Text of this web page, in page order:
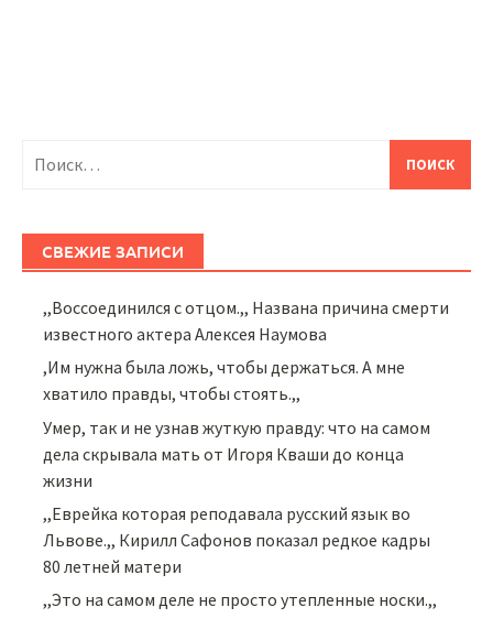
СВЕЖИЕ ЗАПИСИ
,,Воссоединился с отцом.,, Названа причина смерти
известного актера Алексея Наумова
,Им нужна была ложь, чтобы держаться. А мне
хватило правды, чтобы стоять.,,
Умер, так и не узнав жуткую правду: что на самом
дела скрывала мать от Игоря Кваши до конца
жизни
,,Еврейка которая реподавала русский язык во
Львове.,, Кирилл Сафонов показал редкое кадры
80 летней матери
,,Это на самом деле не просто утепленные носки.,,